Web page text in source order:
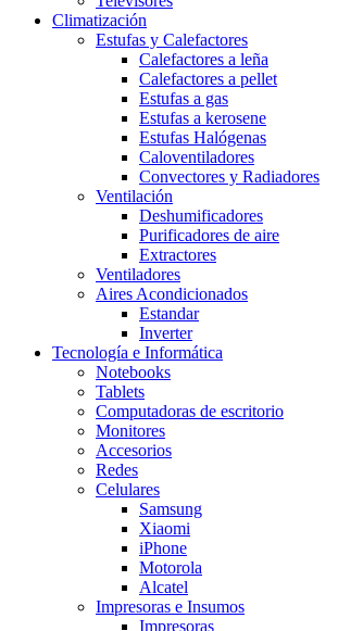
Climatización
Estufas y Calefactores
Calefactores a leña
Calefactores a pellet
Estufas a gas
Estufas a kerosene
Estufas Halógenas
Caloventiladores
Convectores y Radiadores
Ventilación
Deshumificadores
Purificadores de aire
Extractores
Ventiladores
Aires Acondicionados
Estandar
Inverter
Tecnología e Informática
Notebooks
Tablets
Computadoras de escritorio
Monitores
Accesorios
Redes
Celulares
Samsung
Xiaomi
iPhone
Motorola
Alcatel
Impresoras e Insumos
Impresoras